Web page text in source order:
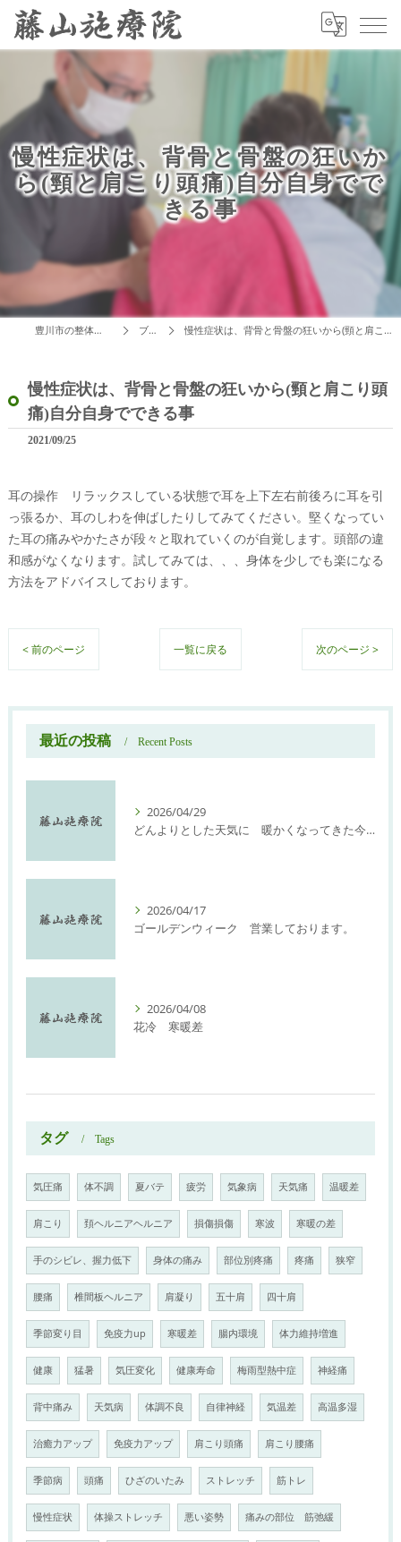
慢性症状は、背骨と骨盤の狂いか
ら(頸と肩こり頭痛)自分自身でで
きる事
豊川市の整体は藤山施療院 ブログ 慢性症状は、背骨と骨盤の狂いから(頸と肩こり頭痛)自分自身でできる事
慢性症状は、背骨と骨盤の狂いから(頸と肩こり頭
痛)自分自身でできる事
2021/09/25
耳の操作 リラックスしている状態で耳を上下左右前後ろに耳を引
っ張るか、耳のしわを伸ばしたりしてみてください。堅くなってい
た耳の痛みやかたさが段々と取れていくのが自覚します。頭部の違
和感がなくなります。試してみては、、、身体を少しでも楽になる
方法をアドバイスしております。
< 前のページ 一覧に戻る 次のページ >
最近の投稿 Recent Posts
2026/04/29
どんよりとした天気に 暖かくなってきた今日此の頃
2026/04/17
ゴールデンウィーク 営業しております。
2026/04/08
花冷 寒暖差
タグ Tags
気圧痛 体不調 夏バテ 疲労 気象病 天気痛 温暖差
肩こり 頚ヘルニアヘルニア 損傷損傷 寒波 寒暖の差
手のシビレ、握力低下 身体の痛み 部位別疼痛 疼痛 狭窄
腰痛 椎間板ヘルニア 肩凝り 五十肩 四十肩
季節変り目 免疫力up 寒暖差 腸内環境 体力維持増進
健康 猛暑 気圧変化 健康寿命 梅雨型熱中症 神経痛
背中痛み 天気病 体調不良 自律神経 気温差 高温多湿
治癒力アップ 免疫力アップ 肩こり頭痛 肩こり腰痛
季節病 頭痛 ひざのいたみ ストレッチ 筋トレ
慢性症状 体操ストレッチ 悪い姿勢 痛みの部位 筋弛緩